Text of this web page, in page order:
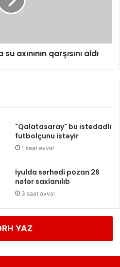
axınının qarşısını aldı
"Qalatasaray" bu istedadlı
futbolçunu istəyir
1 saat əvvəl
İyulda sərhədi pozan 26
nəfər saxlanılıb
3 saat əvvəl
YAZ